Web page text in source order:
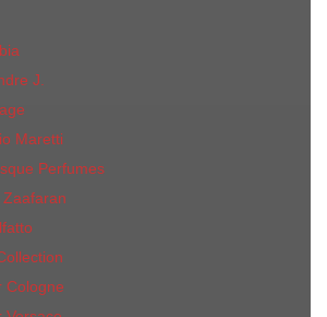
J.
Maretti
Perfumes